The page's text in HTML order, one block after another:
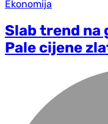
Ekonomija
Slab trend na
Pale cijene